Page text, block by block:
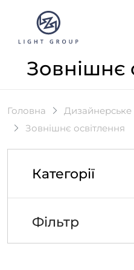
Зовнішнє
Головна
Дизайнерське
Зовнішнє освітлення
Категорії
Фільтр